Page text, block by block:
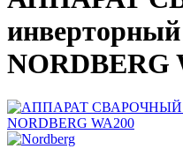
NORDBERG